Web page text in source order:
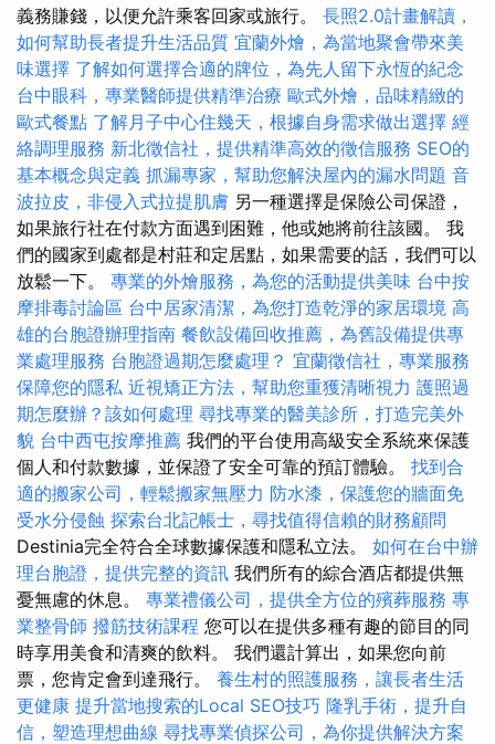
義務賺錢，以便允許乘客回家或旅行。 長照2.0計畫解讀，
如何幫助長者提升生活品質 宜蘭外燴，為當地聚會帶來美
味選擇 了解如何選擇合適的牌位，為先人留下永恆的紀念
台中眼科，專業醫師提供精準治療 歐式外燴，品味精緻的
歐式餐點 了解月子中心住幾天，根據自身需求做出選擇 經
絡調理服務 新北徵信社，提供精準高效的徵信服務 SEO的
基本概念與定義 抓漏專家，幫助您解決屋內的漏水問題 音
波拉皮，非侵入式拉提肌膚 另一種選擇是保險公司保證，
如果旅行社在付款方面遇到困難，他或她將前往該國。 我
們的國家到處都是村莊和定居點，如果需要的話，我們可以
放鬆一下。 專業的外燴服務，為您的活動提供美味 台中按
摩排毒討論區 台中居家清潔，為您打造乾淨的家居環境 高
雄的台胞證辦理指南 餐飲設備回收推薦，為舊設備提供專
業處理服務 台胞證過期怎麼處理？ 宜蘭徵信社，專業服務
保障您的隱私 近視矯正方法，幫助您重獲清晰視力 護照過
期怎麼辦？該如何處理 尋找專業的醫美診所，打造完美外
貌 台中西屯按摩推薦 我們的平台使用高級安全系統來保護
個人和付款數據，並保證了安全可靠的預訂體驗。 找到合
適的搬家公司，輕鬆搬家無壓力 防水漆，保護您的牆面免
受水分侵蝕 探索台北記帳士，尋找值得信賴的財務顧問
Destinia完全符合全球數據保護和隱私立法。 如何在台中辦
理台胞證，提供完整的資訊 我們所有的綜合酒店都提供無
憂無慮的休息。 專業禮儀公司，提供全方位的殯葬服務 專
業整骨師 撥筋技術課程 您可以在提供多種有趣的節目的同
時享用美食和清爽的飲料。 我們還計算出，如果您向前
票，您肯定會到達飛行。 養生村的照護服務，讓長者生活
更健康 提升當地搜索的Local SEO技巧 隆乳手術，提升自
信，塑造理想曲線 尋找專業偵探公司，為你提供解決方案